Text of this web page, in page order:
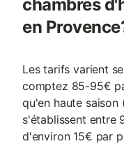
chambres
en
Les tarifs varient
comptez 85-95€
qu'en haute
s'établissent entre
d'environ 15€ par